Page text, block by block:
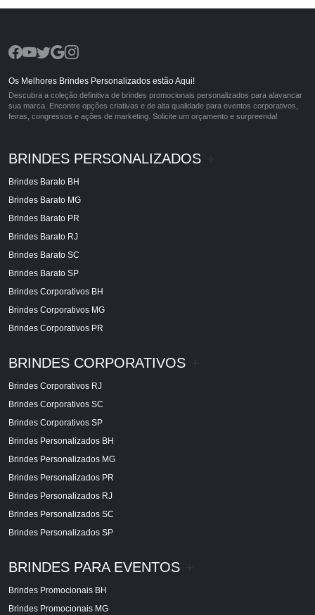
Os Melhores Brindes Personalizados estão Aqui!
Descubra a coleção definitiva de brindes promocionais personalizados para alavancar
sua marca. Encontre opções criativas e de alta qualidade para eventos corporativos,
feiras, congressos e ações de marketing. Solicite um orçamento e surpreenda!
BRINDES PERSONALIZADOS
Brindes Barato BH
Brindes Barato MG
Brindes Barato PR
Brindes Barato RJ
Brindes Barato SC
Brindes Barato SP
Brindes Corporativos BH
Brindes Corporativos MG
Brindes Corporativos PR
BRINDES CORPORATIVOS
Brindes Corporativos RJ
Brindes Corporativos SC
Brindes Corporativos SP
Brindes Personalizados BH
Brindes Personalizados MG
Brindes Personalizados PR
Brindes Personalizados RJ
Brindes Personalizados SC
Brindes Personalizados SP
BRINDES PARA EVENTOS
Brindes Promocionais BH
Brindes Promocionais MG